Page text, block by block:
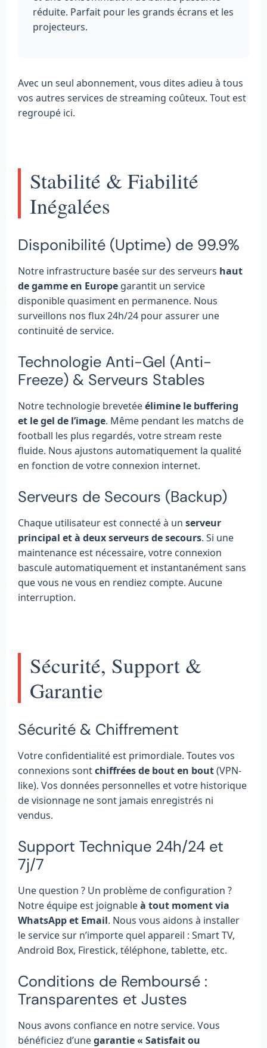
réduite. Parfait pour les grands écrans et les
projecteurs.
Avec un seul abonnement, vous dites adieu à tous
vos autres services de streaming coûteux. Tout est
regroupé ici.
Stabilité & Fiabilité
Inégalées
Disponibilité (Uptime) de 99.9%
Notre infrastructure basée sur des serveurs haut
de gamme en Europe garantit un service
disponible quasiment en permanence. Nous
surveillons nos flux 24h/24 pour assurer une
continuité de service.
Technologie Anti-Gel (Anti-
Freeze) & Serveurs Stables
Notre technologie brevetéeélimine le buffering
et le gel de l’image. Même pendant les matchs de
football les plus regardés, votre stream reste
fluide. Nous ajustons automatiquement la qualité
en fonction de votre connexion internet.
Serveurs de Secours (Backup)
Chaque utilisateur est connecté à un serveur
principal et à deux serveurs de secours. Si une
maintenance est nécessaire, votre connexion
bascule automatiquement et instantanément sans
que vous ne vous en rendiez compte. Aucune
interruption.
Sécurité, Support &
Garantie
Sécurité & Chiffrement
Votre confidentialité est primordiale. Toutes vos
connexions sontchiffrées de bout en bout(VPN-
like). Vos données personnelles et votre historique
de visionnage ne sont jamais enregistrés ni
vendus.
Support Technique 24h/24 et
7j/7
Une question ? Un problème de configuration ?
Notre équipe est joignableà tout moment via
WhatsApp et Email. Nous vous aidons à installer
le service sur n’importe quel appareil : Smart TV,
Android Box, Firestick, téléphone, tablette, etc.
Conditions de Remboursé :
Transparentes et Justes
Nous avons confiance en notre service. Vous
bénéficiez d’unegarantie « Satisfait ou